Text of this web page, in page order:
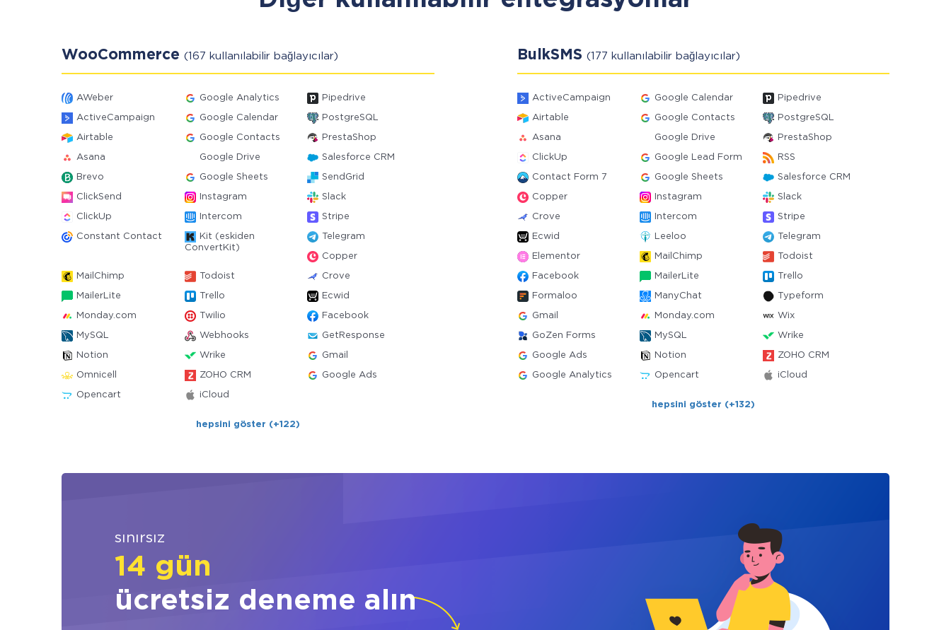
WooCommerce (167 kullanılabilir bağlayıcılar)
AWeber Google Analytics Pipedrive
ActiveCampaign Google Calendar PostgreSQL
Airtable Google Contacts PrestaShop
Asana Google Drive Salesforce CRM
Brevo Google Sheets SendGrid
ClickSend Instagram Slack
ClickUp Intercom Stripe
Constant Contact
Kit (eskiden
ConvertKit)
Telegram
Copper
MailChimp Todoist Crove
MailerLite Trello Ecwid
Monday.com Twilio Facebook
MySQL Webhooks GetResponse
Notion Wrike Gmail
Omnicell ZOHO CRM Google Ads
Opencart iCloud
hepsini göster (+122)
BulkSMS (177 kullanılabilir bağlayıcılar)
ActiveCampaign Google Calendar Pipedrive
Airtable Google Contacts PostgreSQL
Asana Google Drive PrestaShop
ClickUp Google Lead Form RSS
Contact Form 7 Google Sheets Salesforce CRM
Copper Instagram Slack
Crove Intercom Stripe
Ecwid Leeloo Telegram
Elementor MailChimp Todoist
Facebook MailerLite Trello
Formaloo ManyChat Typeform
Gmail Monday.com Wix
GoZen Forms MySQL Wrike
Google Ads Notion ZOHO CRM
Google Analytics Opencart iCloud
hepsini göster (+132)
sınırsız
14 gün
ücretsiz deneme alın